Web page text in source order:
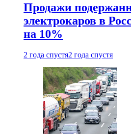
Продажи
электрокаров в
на 10%
2 года спустя2 года спустя